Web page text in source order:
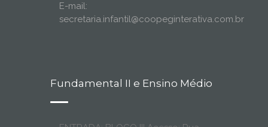
E-mail:
secretaria.infantil@coopeginterativa.com.br
Fundamental II e Ensino Médio